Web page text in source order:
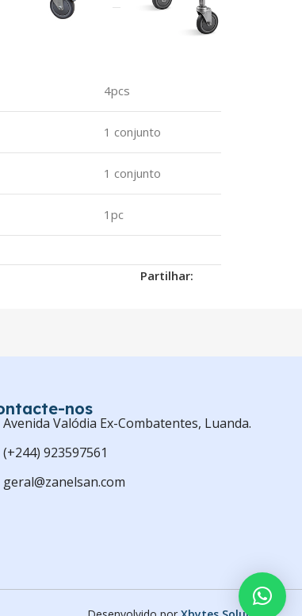
4pcs
1 conjunto
1 conjunto
1pc
Partilhar:
nos
Avenida Valódia Ex-Combatentes, Luanda.
(+244) 923597561
geral@zanelsan.com